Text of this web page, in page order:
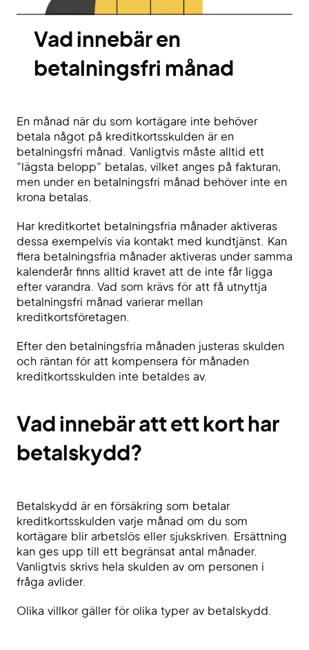
Vad innebär en
betalningsfri månad
En månad när du som kortägare inte behöver
betala något på kreditkortsskulden är en
betalningsfri månad. Vanligtvis måste alltid ett
”lägsta belopp” betalas, vilket anges på fakturan,
men under en betalningsfri månad behöver inte en
krona betalas.
Har kreditkortet betalningsfria månader aktiveras
dessa exempelvis via kontakt med kundtjänst. Kan
flera betalningsfria månader aktiveras under samma
kalenderår finns alltid kravet att de inte får ligga
efter varandra. Vad som krävs för att få utnyttja
betalningsfri månad varierar mellan
kreditkortsföretagen.
Efter den betalningsfria månaden justeras skulden
och räntan för att kompensera för månaden
kreditkortsskulden inte betaldes av.
Vad innebär att ett kort har
betalskydd?
Betalskydd är en försäkring som betalar
kreditkortsskulden varje månad om du som
kortägare blir arbetslös eller sjukskriven. Ersättning
kan ges upp till ett begränsat antal månader.
Vanligtvis skrivs hela skulden av om personen i
fråga avlider.
Olika villkor gäller för olika typer av betalskydd.